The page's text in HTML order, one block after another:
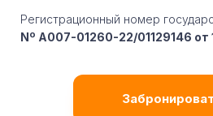
Регистрационный номер
Nº A007-01260-22/01129146